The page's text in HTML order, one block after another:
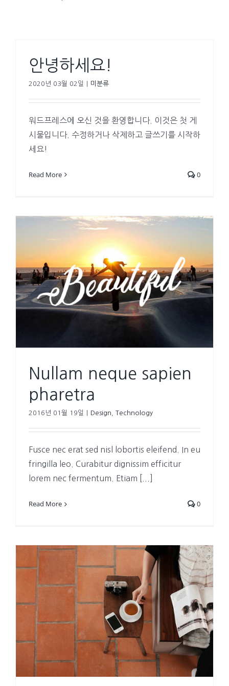
안녕하세요!
2020년 03월 02일 미분류
워드프레스에 오신 것을 환영합니다. 이것은 첫 게
시물입니다. 수정하거나 삭제하고 글쓰기를 시작하
세요!
Read More 0
Nullam neque sapien
pharetra
2016년 01월 19일 Design Technology
Fusce nec erat sed nisl lobortis eleifend. In eu
fringilla leo. Curabitur dignissim efficitur
lorem nec fermentum. Etiam [...]
Read More 0